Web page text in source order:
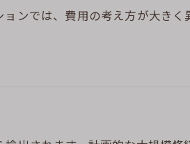
ンでは、費用の考え方が大きく